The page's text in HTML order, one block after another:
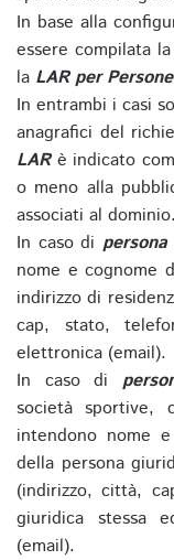
In base alla
essere compilata la
la LAR per
In entrambi i casi
anagrafici del
LARè indicato
o meno alla
associati al dominio.
In caso di
nome e cognome
indirizzo di
cap, stato,
elettronica (email).
In caso di
società sportive,
intendono nome
della persona
(indirizzo, città,
giuridica stessa
(email).